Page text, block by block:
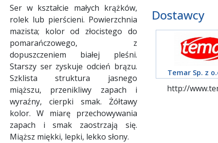
Ser w kształcie małych krążków,
rolek lub pierścieni. Powierzchnia
mazista; kolor od złocistego do
pomarańczowego, z
dopuszczeniem białej pleśni.
Starszy ser zyskuje odcień brązu.
Szklista struktura jasnego
miąższu, przenikliwy zapach i
wyraźny, cierpki smak. Żółtawy
kolor. W miarę przechowywania
zapach i smak zaostrzają się.
Miąższ miękki, lepki, lekko słony.
Dostawcy
Temar Sp. z
http://